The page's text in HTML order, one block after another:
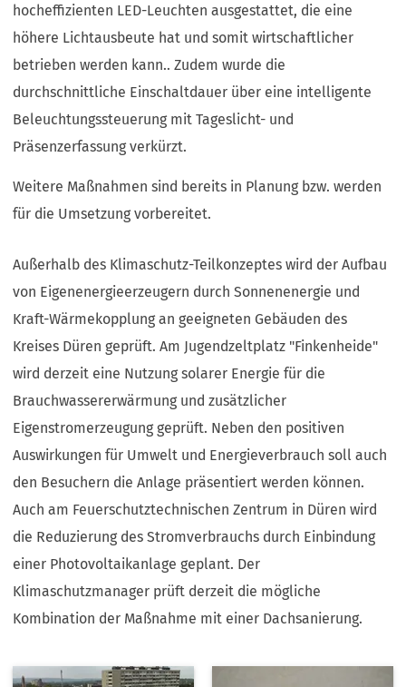
hocheffizienten LED-Leuchten ausgestattet, die eine
höhere Lichtausbeute hat und somit wirtschaftlicher
betrieben werden kann.. Zudem wurde die
durchschnittliche Einschaltdauer über eine intelligente
Beleuchtungssteuerung mit Tageslicht- und
Präsenzerfassung verkürzt.
Weitere Maßnahmen sind bereits in Planung bzw. werden
für die Umsetzung vorbereitet.
Außerhalb des Klimaschutz-Teilkonzeptes wird der Aufbau
von Eigenenergieerzeugern durch Sonnenenergie und
Kraft-Wärmekopplung an geeigneten Gebäuden des
Kreises Düren geprüft. Am Jugendzeltplatz "Finkenheide"
wird derzeit eine Nutzung solarer Energie für die
Brauchwassererwärmung und zusätzlicher
Eigenstromerzeugung geprüft. Neben den positiven
Auswirkungen für Umwelt und Energieverbrauch soll auch
den Besuchern die Anlage präsentiert werden können.
Auch am Feuerschutztechnischen Zentrum in Düren wird
die Reduzierung des Stromverbrauchs durch Einbindung
einer Photovoltaikanlage geplant. Der
Klimaschutzmanager prüft derzeit die mögliche
Kombination der Maßnahme mit einer Dachsanierung.